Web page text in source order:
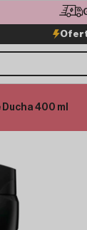
Ducha 400 ml